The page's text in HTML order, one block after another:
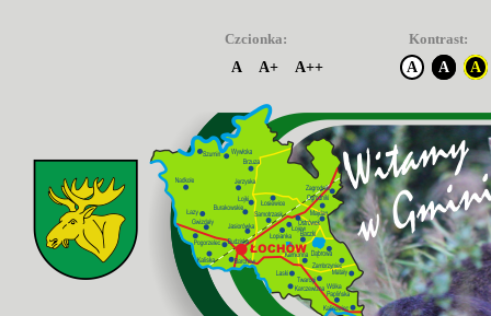
Czcionka:
A
A+ A++
Kontrast:
A
A A